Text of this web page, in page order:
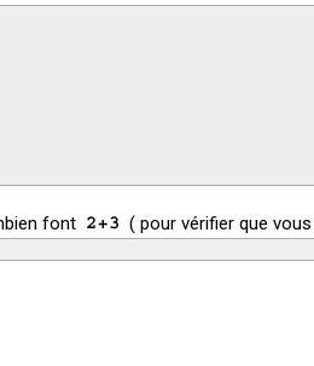
font ( pour vérifier que